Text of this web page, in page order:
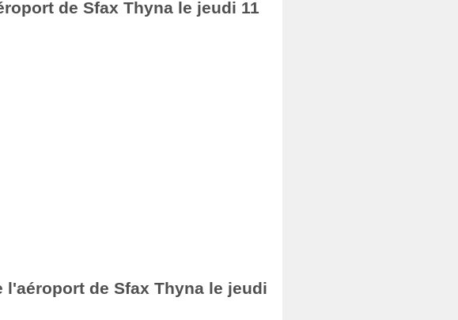
de Sfax Thyna le jeudi 11
de Sfax Thyna le jeudi